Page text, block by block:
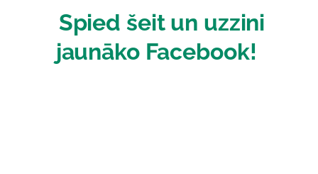
Spied šeit un uzzini
jaunāko Facebook!